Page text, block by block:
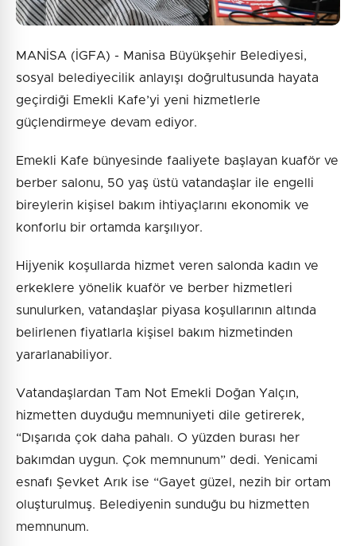
MANİSA (İGFA) - Manisa Büyükşehir Belediyesi,
sosyal belediyecilik anlayışı doğrultusunda hayata
geçirdiği Emekli Kafe’yi yeni hizmetlerle
güçlendirmeye devam ediyor.
Emekli Kafe bünyesinde faaliyete başlayan kuaför ve
berber salonu, 50 yaş üstü vatandaşlar ile engelli
bireylerin kişisel bakım ihtiyaçlarını ekonomik ve
konforlu bir ortamda karşılıyor.
Hijyenik koşullarda hizmet veren salonda kadın ve
erkeklere yönelik kuaför ve berber hizmetleri
sunulurken, vatandaşlar piyasa koşullarının altında
belirlenen fiyatlarla kişisel bakım hizmetinden
yararlanabiliyor.
Vatandaşlardan Tam Not Emekli Doğan Yalçın,
hizmetten duyduğu memnuniyeti dile getirerek,
“Dışarıda çok daha pahalı. O yüzden burası her
bakımdan uygun. Çok memnunum” dedi. Yenicami
esnafı Şevket Arık ise “Gayet güzel, nezih bir ortam
oluşturulmuş. Belediyenin sunduğu bu hizmetten
memnunum.